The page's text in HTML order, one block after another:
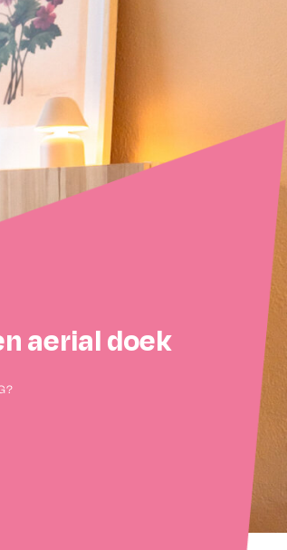
aerial doek